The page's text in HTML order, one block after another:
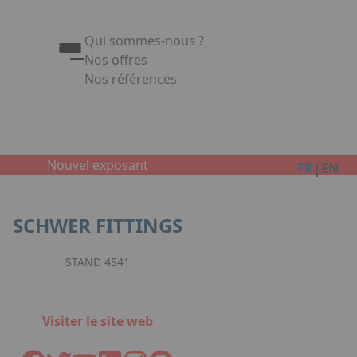
Qui sommes-nous ?
Nos offres
Nos références
FR | EN
Nouvel exposant
SCHWER FITTINGS
STAND 4S41
Visiter le site web